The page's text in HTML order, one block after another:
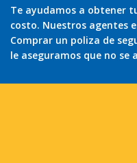
Te ayudamos a obtener
costo. Nuestros agentes
Comprar un poliza de
le aseguramos que no se